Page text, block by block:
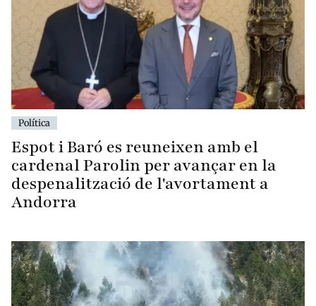
Política
Espot i Baró es reuneixen amb el
cardenal Parolin per avançar en la
despenalització de l'avortament a
Andorra
Ús
de
dades
Utilitzem cookies i tractem dades personals per a les següents
finalitats:Funcional & Embedded external content.
Personalitza Decline Accepta